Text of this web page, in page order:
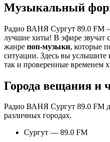
Музыкальный
Радио ВАНЯ Сургут 89.0 FM –
лучшие хиты! В эфире звучат
жанре поп-музыки, которые
ситуации. Здесь вы услышите
так и проверенные временем
Города вещания и
Радио ВАНЯ Сургут 89.0 FM
различных городах.
Сургут — 89.0 FM